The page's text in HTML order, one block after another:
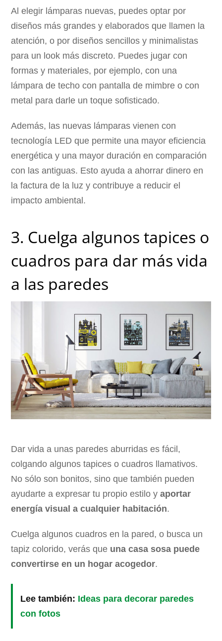
Al elegir lámparas nuevas, puedes optar por
diseños más grandes y elaborados que llamen la
atención, o por diseños sencillos y minimalistas
para un look más discreto. Puedes jugar con
formas y materiales, por ejemplo, con una
lámpara de techo con pantalla de mimbre o con
metal para darle un toque sofisticado.
Además, las nuevas lámparas vienen con
tecnología LED que permite una mayor eficiencia
energética y una mayor duración en comparación
con las antiguas. Esto ayuda a ahorrar dinero en
la factura de la luz y contribuye a reducir el
impacto ambiental.
3. Cuelga algunos tapices o
cuadros para dar más vida
a las paredes
Dar vida a unas paredes aburridas es fácil,
colgando algunos tapices o cuadros llamativos.
No sólo son bonitos, sino que también pueden
ayudarte a expresar tu propio estilo yaportar
energía visual a cualquier habitación.
Cuelga algunos cuadros en la pared, o busca un
tapiz colorido, verás que una casa sosa puede
convertirse en un hogar acogedor.
Lee también: Ideas para decorar paredes
con fotos